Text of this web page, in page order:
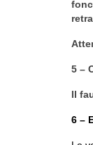
5 –
Il
6 –